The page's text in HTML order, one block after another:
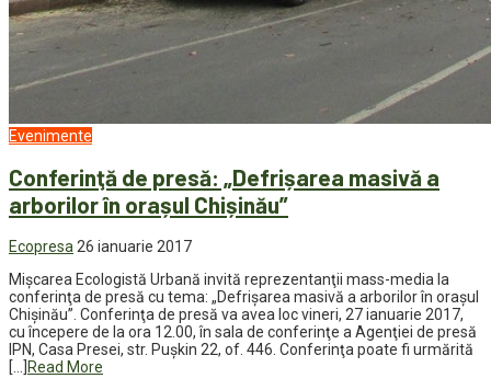
Evenimente
Conferinţă de presă: „Defrișarea masivă a
arborilor în orașul Chișinău”
Ecopresa 26 ianuarie 2017
Mişcarea Ecologistă Urbană invită reprezentanţii mass-media la
conferinţa de presă cu tema: „Defrișarea masivă a arborilor în orașul
Chișinău”. Conferinţa de presă va avea loc vineri, 27 ianuarie 2017,
cu începere de la ora 12.00, în sala de conferinţe a Agenţiei de presă
IPN, Casa Presei, str. Puşkin 22, of. 446. Conferinţa poate fi urmărită
[…]
Read More